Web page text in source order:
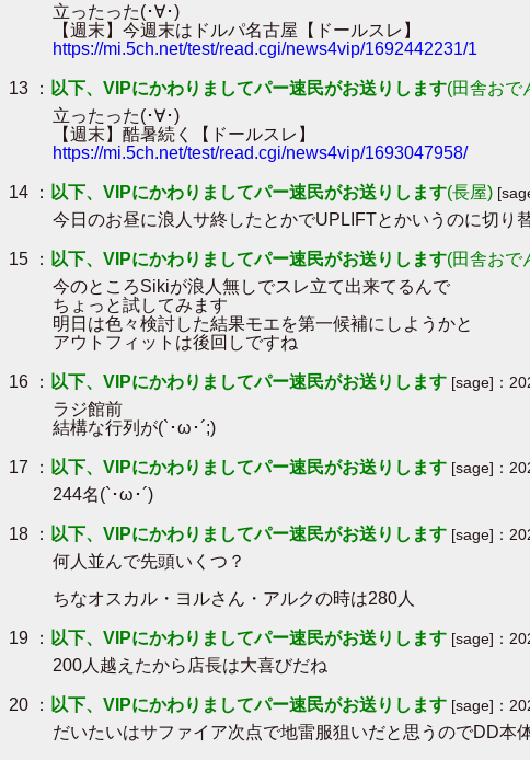
立ったった(･∀･)
【週末】今週末はドルパ名古屋【ドールスレ】
https://mi.5ch.net/test/read.cgi/news4vip/1692442231/1
13 ： 以下、VIPにかわりましてパー速民がお送りします(田舎おで
立ったった(･∀･)
【週末】酷暑続く【ドールスレ】
https://mi.5ch.net/test/read.cgi/news4vip/1693047958/
14 ： 以下、VIPにかわりましてパー速民がお送りします(長屋)
今日のお昼に浪人サ終したとかでUPLIFTとかいうのに切
15 ： 以下、VIPにかわりましてパー速民がお送りします(田舎おで
今のところSikiが浪人無しでスレ立て出来てるんで
ちょっと試してみます
明日は色々検討した結果モエを第一候補にしようかと
アウトフィットは後回しですね
16 ： 以下、VIPにかわりましてパー速民がお送りします [sage]：
ラジ館前
結構な行列が(`･ω･´;)
17 ： 以下、VIPにかわりましてパー速民がお送りします [sage]：
244名(`･ω･´)
18 ： 以下、VIPにかわりましてパー速民がお送りします [sage]：
何人並んで先頭いくつ？
ちなオスカル・ヨルさん・アルクの時は280人
19 ： 以下、VIPにかわりましてパー速民がお送りします [sage]：
200人越えたから店長は大喜びだね
20 ： 以下、VIPにかわりましてパー速民がお送りします [sage]：
だいたいはサファイア次点で地雷服狙いだと思うのでDD本